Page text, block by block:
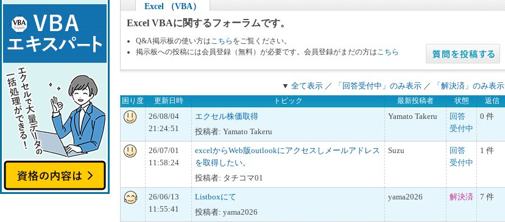
Excel （VBA）
Excel VBAに関するフォーラムです。
Q&A掲示板の使い方は こちら をご覧ください。
掲示板への投稿には会員登録（無料）が必要です。会員登録がまだの方は こちら
▼ 全て表示 ／ 「回答受付中」のみ表示 ／ 「解決済」のみ表示
困り度 更新日時 トピック 最新投稿者 状態 返信
26/08/04
21:24:51
エクセル株価取得
投稿者: Yamato Takeru
Yamato Takeru
回答
受付中
0 件
26/07/01
11:58:24
excelからWeb版outlookにアクセスしメールアドレス
を取得したい。
投稿者: タチコマ01
Suzu
回答
受付中
1 件
26/06/13
11:55:41
Listboxにて
投稿者: yama2026
yama2026 解決済 7 件